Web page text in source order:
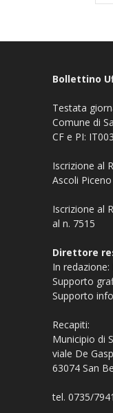
Bollettino
Testata
Comune di
CF e PI:
Iscrizione al
Ascoli
Iscrizione al
al n. 7515
Direttore
In
Supporto
Supporto
Recapiti:
Municipio di
viale De
63074 San
tel. 0735/7941